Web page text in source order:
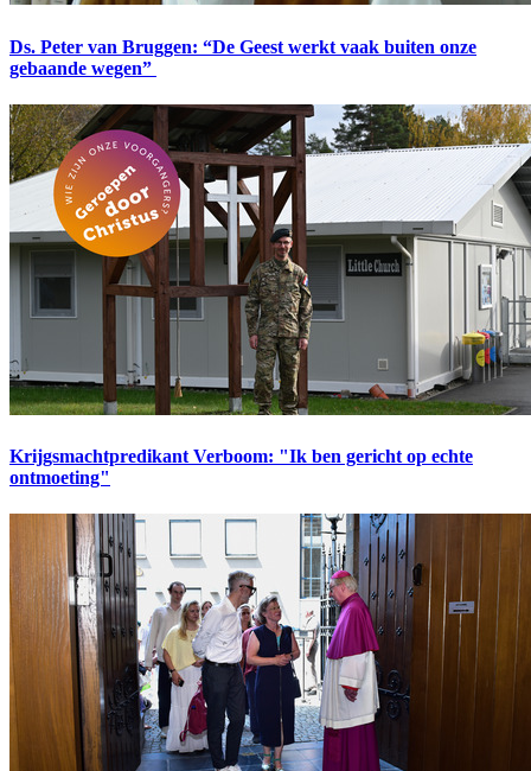
Ds. Peter van Bruggen: “De Geest werkt vaak buiten onze
gebaande wegen”
Krijgsmachtpredikant Verboom: "Ik ben gericht op echte
ontmoeting"